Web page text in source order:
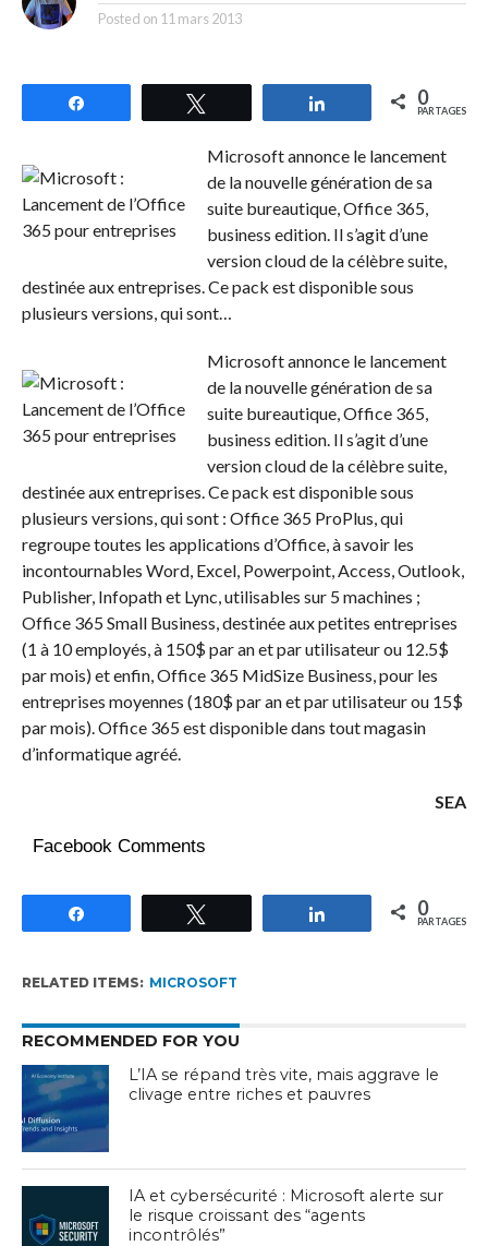
Posted on 11 mars 2013
Partagez 0
PARTAGES
Microsoft annonce le lancement
de la nouvelle génération de sa
suite bureautique, Office 365,
business edition. Il s’agit d’une
version cloud de la célèbre suite,
destinée aux entreprises. Ce pack est disponible sous
plusieurs versions, qui sont…
Microsoft annonce le lancement
de la nouvelle génération de sa
suite bureautique, Office 365,
business edition. Il s’agit d’une
version cloud de la célèbre suite,
destinée aux entreprises. Ce pack est disponible sous
plusieurs versions, qui sont : Office 365 ProPlus, qui
regroupe toutes les applications d’Office, à savoir les
incontournables Word, Excel, Powerpoint, Access, Outlook,
Publisher, Infopath et Lync, utilisables sur 5 machines ;
Office 365 Small Business, destinée aux petites entreprises
(1 à 10 employés, à 150$ par an et par utilisateur ou 12.5$
par mois) et enfin, Office 365 MidSize Business, pour les
entreprises moyennes (180$ par an et par utilisateur ou 15$
par mois). Office 365 est disponible dans tout magasin
d’informatique agréé.
SEA
Facebook Comments
Partagez 0
PARTAGES
RELATED ITEMS: MICROSOFT
RECOMMENDED FOR YOU
L’IA se répand très vite, mais aggrave le
clivage entre riches et pauvres
IA et cybersécurité : Microsoft alerte sur
le risque croissant des “agents
incontrôlés”